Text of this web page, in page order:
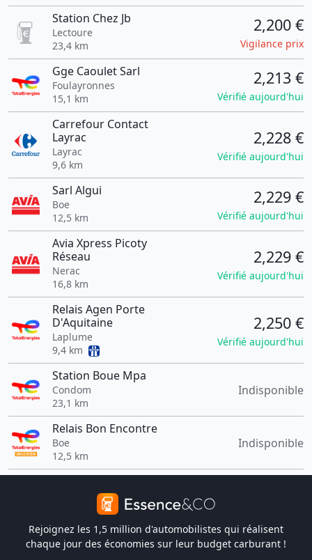
Station Chez Jb
Lectoure
23,4 km
2,200 €
Vigilance prix
Gge Caoulet Sarl
Foulayronnes
15,1 km
2,213 €
Vérifié aujourd'hui
Carrefour Contact
Layrac
Layrac
9,6 km
2,228 €
Vérifié aujourd'hui
Sarl Algui
Boe
12,5 km
2,229 €
Vérifié aujourd'hui
Avia Xpress Picoty
Réseau
Nerac
16,8 km
2,229 €
Vérifié aujourd'hui
Relais Agen Porte
D'Aquitaine
Laplume
9,4 km
2,250 €
Vérifié aujourd'hui
Station Boue Mpa
Condom
23,1 km
Indisponible
Relais Bon Encontre
Boe
12,5 km
Indisponible
Rejoignez les 1,5 million d'automobilistes qui réalisent
chaque jour des économies sur leur budget carburant !